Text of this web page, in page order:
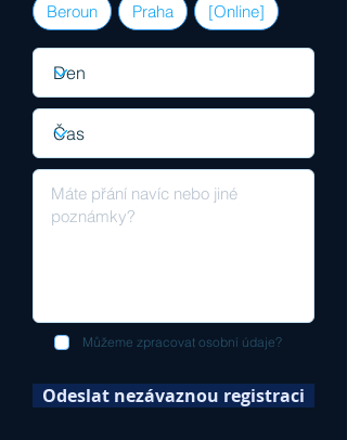
Beroun Praha [Online]
Můžeme zpracovat osobní údaje?
Odeslat nezávaznou registraci